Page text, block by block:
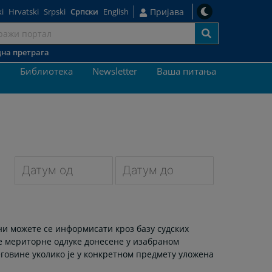
Hrvatski Srpski Српски English Пријава
претрага
Библиотека Newsletter
Ваша питања
interact
with
the
interact
with
the
можете се информисати кроз базу судских
мериторне одлуке донесене у изабраном
уколико је у конкретном предмету уложена